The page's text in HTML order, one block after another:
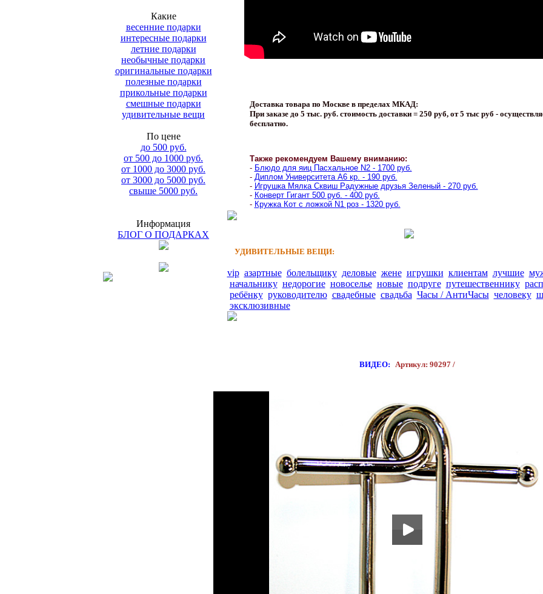
Какие
весенние подарки
интересные подарки
летние подарки
необычные подарки
оригинальные подарки
полезные подарки
прикольные подарки
смешные подарки
удивительные вещи
По цене
до 500 руб.
от 500 до 1000 руб.
от 1000 до 3000 руб.
от 3000 до 5000 руб.
свыше 5000 руб.
Информация
БЛОГ О ПОДАРКАХ
Доставка товара по Москве в пределах МКАД:
При заказе до 5 тыс. руб. стоимость доставки = 250 руб, от 5 тыс руб -
бесплатно.
Также рекомендуем Вашему вниманию:
- Блюдо для яиц Пасхальное N2 - 1700 руб.
- Диплом Университета A6 кр. - 190 руб.
- Игрушка Мялка Сквиш Радужные друзья Зеленый - 270 руб.
- Конверт Гигант 500 руб. - 400 руб.
- Кружка Кот с ложкой N1 роз - 1320 руб.
УДИВИТЕЛЬНЫЕ ВЕЩИ:
vip азартные болельщику деловые жене игрушки клиентам лучшие
начальнику недорогие новоселье новые подруге путешественнику
ребёнку руководителю свадебные свадьба Часы / АнтиЧасы человеку
эксклюзивные
ВИДЕО: Артикул: 90297 /